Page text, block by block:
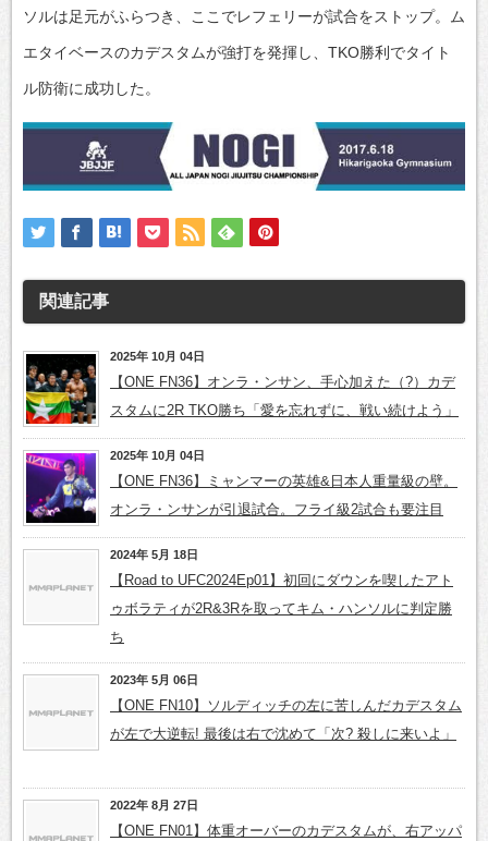
ソルは足元がふらつき、ここでレフェリーが試合をストップ。ム
エタイベースのカデスタムが強打を発揮し、TKO勝利でタイト
ル防衛に成功した。
関連記事
2025年 10月 04日
【ONE FN36】オンラ・ンサン、手心加えた（?）カデ
スタムに2R TKO勝ち「愛を忘れずに、戦い続けよう」
2025年 10月 04日
【ONE FN36】ミャンマーの英雄&日本人重量級の壁。
オンラ・ンサンが引退試合。フライ級2試合も要注目
2024年 5月 18日
【Road to UFC2024Ep01】初回にダウンを喫したアト
ゥボラティが2R&3Rを取ってキム・ハンソルに判定勝
ち
2023年 5月 06日
【ONE FN10】ソルディッチの左に苦しんだカデスタム
が左で大逆転! 最後は右で沈めて「次? 殺しに来いよ」
2022年 8月 27日
【ONE FN01】体重オーバーのカデスタムが、右アッパ